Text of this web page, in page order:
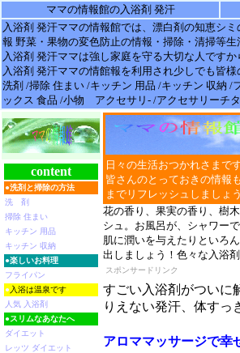
ママの情報館の入浴剤 発汗
入浴剤 発汗ママの情報館では、漂白剤の知恵シミ
報 野菜・果物の変色防止の情報 ・掃除・清掃等
入浴剤 発汗ママは強し家庭を守る大切な人です
入浴剤 発汗ママの情館報を利用され少しでも皆
洗剤 /掃除 住まい /キッチン 用品 /キッチン 収納 /
ックス 食品 /小物 アクセサリ- /アクセサリーチ
日々の生活おつかれさまで
皆さんのとっておきの情報
までリフレッシュしましょ
花の香り、果実の香り、樹
シュ。お風呂が、シャワー
肌に潤いを与えたりといろ
出しましょう！色々な入浴
スポンサードリンク
すごい入浴剤がついに
りえない発汗、体すっ
アロママッサージで幸
content
●洗剤と掃除の方法
洗 剤
掃除 住まい
キッチン 用品
キッチン 収納
●楽しいお料理
フライパン
● 入浴は温泉です
人気 入浴剤
●スリムなあなたへ
ダイエット
レッツ ダイエット